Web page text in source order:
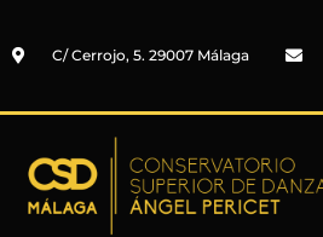
C/ Cerrojo, 5. 29007 Málaga